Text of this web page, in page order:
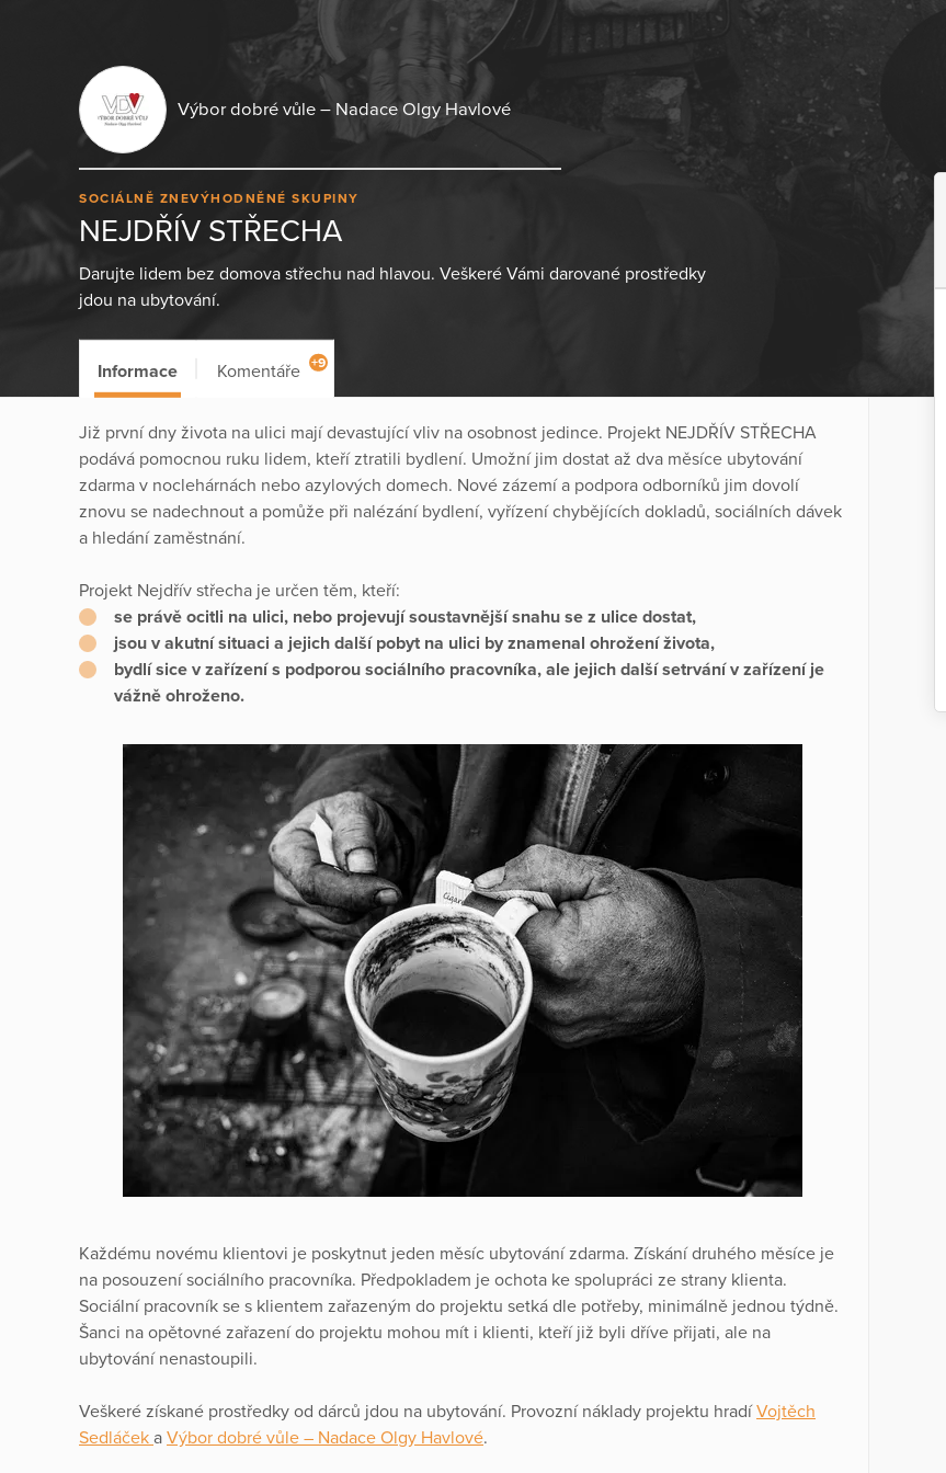
Výbor dobré vůle – Nadace Olgy Havlové
SOCIÁLNĚ ZNEVÝHODNĚNÉ SKUPINY
NEJDŘÍV STŘECHA
Darujte lidem bez domova střechu nad hlavou. Veškeré Vámi darované prostředky
jdou na ubytování.
Informace Komentáře +9
Již první dny života na ulici mají devastující vliv na osobnost jedince. Projekt NEJDŘÍV STŘECHA
podává pomocnou ruku lidem, kteří ztratili bydlení. Umožní jim dostat až dva měsíce ubytování
zdarma v noclehárnách nebo azylových domech. Nové zázemí a podpora odborníků jim dovolí
znovu se nadechnout a pomůže při nalézání bydlení, vyřízení chybějících dokladů, sociálních dávek
a hledání zaměstnání.
Projekt Nejdřív střecha je určen těm, kteří:
se právě ocitli na ulici, nebo projevují soustavnější snahu se z ulice dostat,
jsou v akutní situaci a jejich další pobyt na ulici by znamenal ohrožení života,
bydlí sice v zařízení s podporou sociálního pracovníka, ale jejich další setrvání v zařízení je
vážně ohroženo.
Každému novému klientovi je poskytnut jeden měsíc ubytování zdarma. Získání druhého měsíce je
na posouzení sociálního pracovníka. Předpokladem je ochota ke spolupráci ze strany klienta.
Sociální pracovník se s klientem zařazeným do projektu setká dle potřeby, minimálně jednou týdně.
Šanci na opětovné zařazení do projektu mohou mít i klienti, kteří již byli dříve přijati, ale na
ubytování nenastoupili.
Veškeré získané prostředky od dárců jdou na ubytování. Provozní náklady projektu hradíVojtěch
Sedláček a Výbor dobré vůle – Nadace Olgy Havlové.